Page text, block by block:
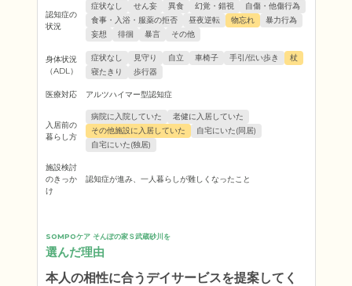
認知症の
状況
症状なし せん妄 異食 幻覚・錯視
自傷・他傷行為
食事・入浴・服薬の拒否
昼夜逆転 物忘れ
暴力行為
妄想
徘徊 暴言 その他
身体状況
（ADL）
症状なし 見守り 自立 車椅子 手引/伝い歩き
杖
寝たきり
歩行器
医療対応 アルツハイマー型認知症
入居前の
暮らし方
病院に入院していた
老健に入居していた
その他施設に入居していた
自宅にいた(同居)
自宅にいた(独居)
施設検討
のきっか
け
認知症が進み、一人暮らしが難しくなったこと
SOMPOケア そんぽの家Ｓ武蔵砂川を
選んだ理由
本人の相性に合うデイサービスを提案してく